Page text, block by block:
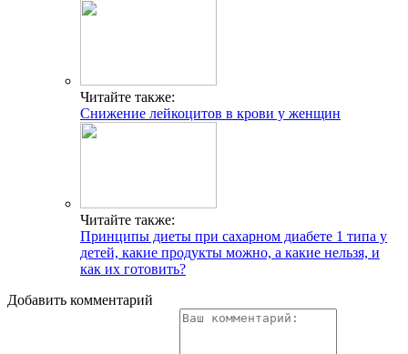
Читайте также:
Снижение лейкоцитов в крови у женщин
Читайте также:
Принципы диеты при сахарном диабете 1 типа у
детей, какие продукты можно, а какие нельзя, и
как их готовить?
Добавить комментарий